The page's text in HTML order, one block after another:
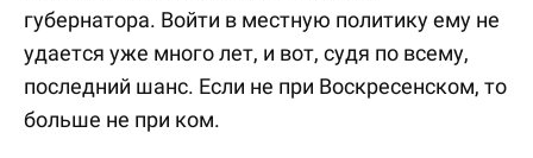
губернатора. Войти в местную политику ему не
удается уже много лет, и вот, судя по всему,
последний шанс. Если не при Воскресенском, то
больше не при ком.